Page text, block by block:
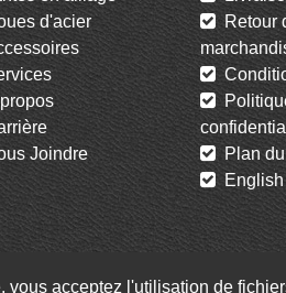
d'acier
Joindre
Retour
Plan du
English
vous acceptez l'utilisation de